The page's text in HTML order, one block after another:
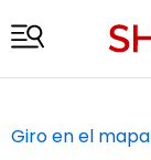
Giro en el mapa